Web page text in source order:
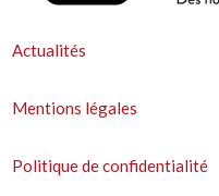
Actualités
Mentions légales
Politique de confidentialité